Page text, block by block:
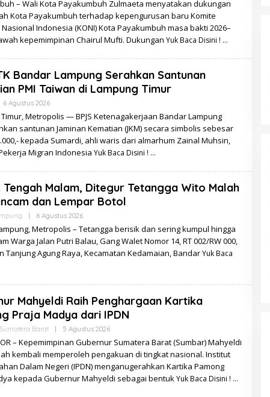
– Wali Kota Payakumbuh Zulmaeta menyatakan dukungan
Kota Payakumbuh terhadap kepengurusan baru Komite
Indonesia (KONI) Kota Payakumbuh masa bakti 2026–
kepemimpinan Chairul Mufti. Dukungan Yuk Baca Disini !
Bandar Lampung Serahkan Santunan
PMI Taiwan di Lampung Timur
6 Agustus 2026Oleh
Metropolis — BPJS Ketenagakerjaan Bandar Lampung
santunan Jaminan Kematian (JKM) secara simbolis sebesar
kepada Sumardi, ahli waris dari almarhum Zainal Muhsin,
Migran Indonesia Yuk Baca Disini !
Tengah Malam, Ditegur Tetangga Wito Malah
dan Lempar Botol
| 6 Agustus 2026Oleh
Metropolis – Tetangga berisik dan sering kumpul hingga
Warga Jalan Putri Balau, Gang Walet Nomor 14, RT 002/RW 000,
Tanjung Agung Raya, Kecamatan Kedamaian, BandarYuk Baca
Mahyeldi Raih Penghargaan Kartika
Praja Madya dari IPDN
Sumatera Barat | 5 Agustus 2026Oleh
– Kepemimpinan Gubernur Sumatera Barat (Sumbar) Mahyeldi
kembali memperoleh pengakuan di tingkat nasional. Institut
Dalam Negeri (IPDN) menganugerahkan Kartika Pamong
kepada Gubernur Mahyeldi sebagai bentuk Yuk Baca Disini !